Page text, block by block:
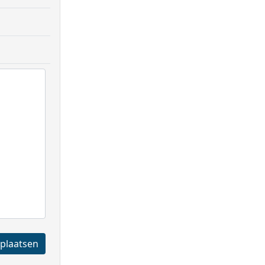
Registreren en plaatsen